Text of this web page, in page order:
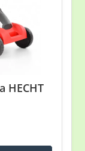
HECHT